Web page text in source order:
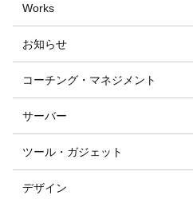
Works
お知らせ
コーチング・マネジメント
サーバー
ツール・ガジェット
デザイン